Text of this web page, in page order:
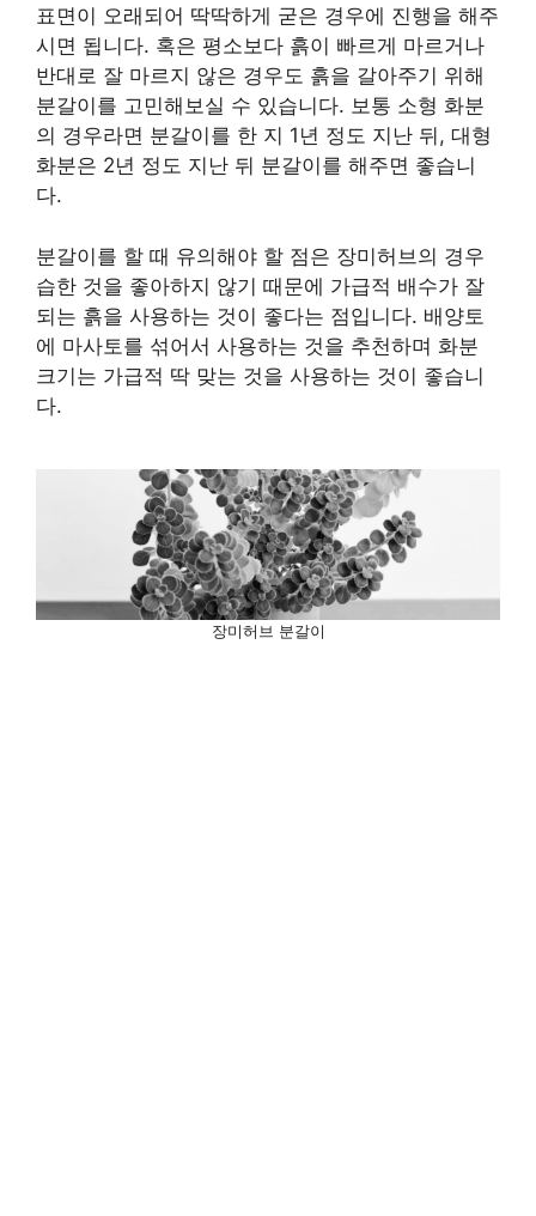
표면이 오래되어 딱딱하게 굳은 경우에 진행을 해주
시면 됩니다. 혹은 평소보다 흙이 빠르게 마르거나
반대로 잘 마르지 않은 경우도 흙을 갈아주기 위해
분갈이를 고민해보실 수 있습니다. 보통 소형 화분
의 경우라면 분갈이를 한 지 1년 정도 지난 뒤, 대형
화분은 2년 정도 지난 뒤 분갈이를 해주면 좋습니
다.
분갈이를 할 때 유의해야 할 점은 장미허브의 경우
습한 것을 좋아하지 않기 때문에 가급적 배수가 잘
되는 흙을 사용하는 것이 좋다는 점입니다. 배양토
에 마사토를 섞어서 사용하는 것을 추천하며 화분
크기는 가급적 딱 맞는 것을 사용하는 것이 좋습니
다.
장미허브 분갈이